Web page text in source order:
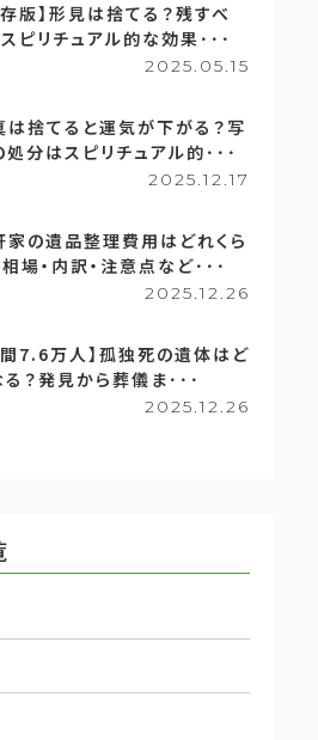
存版】形見は捨てる？残すべ
スピリチュアル的な効果･･･
2025.05.15
は捨てると運気が下がる？写
処分はスピリチュアル的･･･
2025.12.17
家の遺品整理費用はどれくら
相場・内訳・注意点など･･･
2025.12.26
間7.6万人】孤独死の遺体はど
る？発見から葬儀ま･･･
2025.12.26